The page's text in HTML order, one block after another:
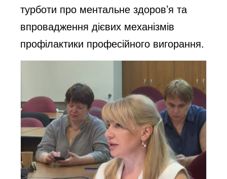
турботи про ментальне здоров’я та
впровадження дієвих механізмів
профілактики професійного вигорання.